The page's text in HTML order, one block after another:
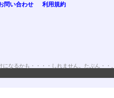
問い合わせ 利用規約
なるかも・・・・しれません。たぶん・・。